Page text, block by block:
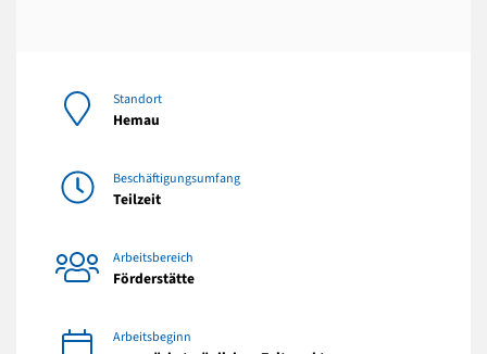
Standort
Hemau
Beschäftigungsumfang
Teilzeit
Arbeitsbereich
Förderstätte
Arbeitsbeginn